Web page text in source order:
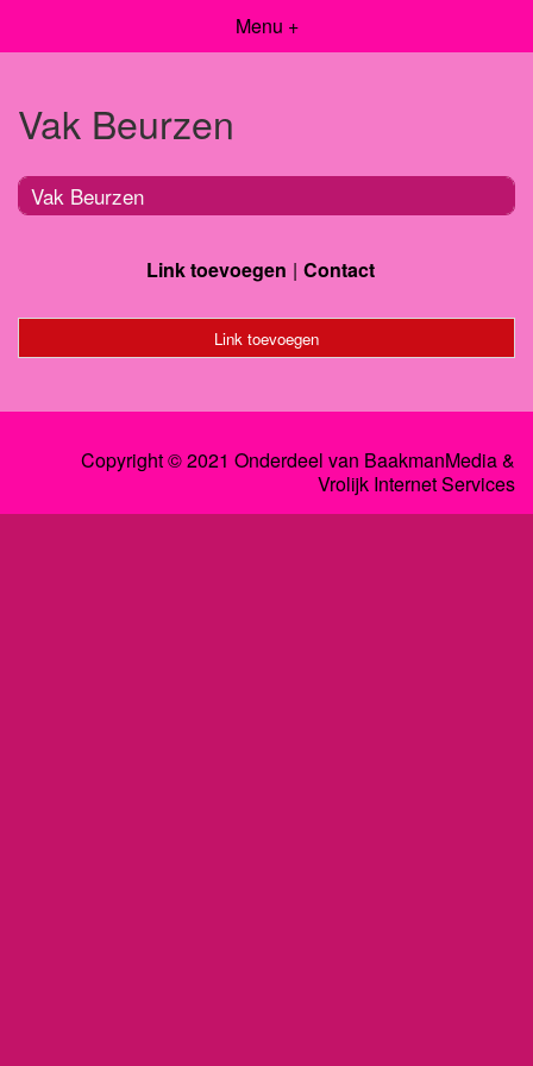
Menu +
Vak Beurzen
Vak Beurzen
Link toevoegen Contact
Link toevoegen
Copyright © 2021 Onderdeel van BaakmanMedia&
Vrolijk Internet Services